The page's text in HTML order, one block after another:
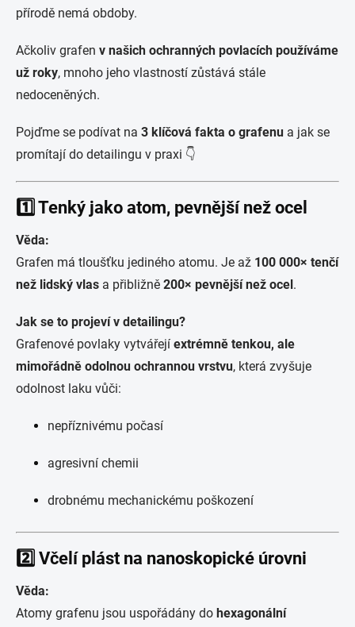
přírodě nemá obdoby.
Ačkoliv grafen v našich ochranných povlacích používáme
už roky, mnoho jeho vlastností zůstává stále
nedoceněných.
Pojďme se podívat na 3 klíčová fakta o grafenu a jak se
promítají do detailingu v praxi 👇
1️⃣ Tenký jako atom, pevnější než ocel
Věda:
Grafen má tloušťku jediného atomu. Je až 100 000× tenčí
než lidský vlas a přibližně 200× pevnější než ocel.
Jak se to projeví v detailingu?
Grafenové povlaky vytvářejí extrémně tenkou, ale
mimořádně odolnou ochrannou vrstvu, která zvyšuje
odolnost laku vůči:
nepříznivému počasí
agresivní chemii
drobnému mechanickému poškození
2️⃣ Včelí plást na nanoskopické úrovni
Věda:
Atomy grafenu jsou uspořádány do hexagonální